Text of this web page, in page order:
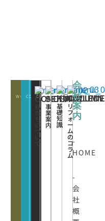
WORKSCONATCT
CLOSE
CONCEPT
私
た
ち
に
つ
い
て
SERVICE
事
業
案
内
KNOWLEDE
基
礎
知
識
COLUMN
リ
フ
ォ
ー
ム
の
コ
ラ
ム
会
社
案
内
-
HOME
-
会
社
概